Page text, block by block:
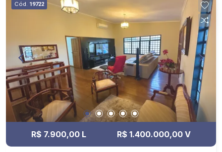
Cód. 19722
R$ 7.900,00 L R$ 1.400.000,00 V